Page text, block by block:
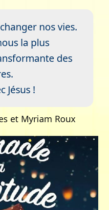
nos vies.
la plus
des
Jésus !
et Myriam Roux